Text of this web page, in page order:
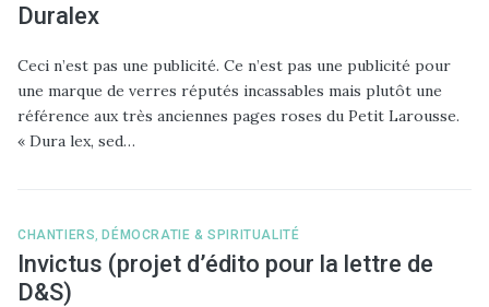
Duralex
Ceci n’est pas une publicité. Ce n’est pas une publicité pour
une marque de verres réputés incassables mais plutôt une
référence aux très anciennes pages roses du Petit Larousse.
« Dura lex, sed…
CHANTIERS ,DÉMOCRATIE & SPIRITUALITÉ
Invictus (projet d’édito pour la lettre de
D&S)